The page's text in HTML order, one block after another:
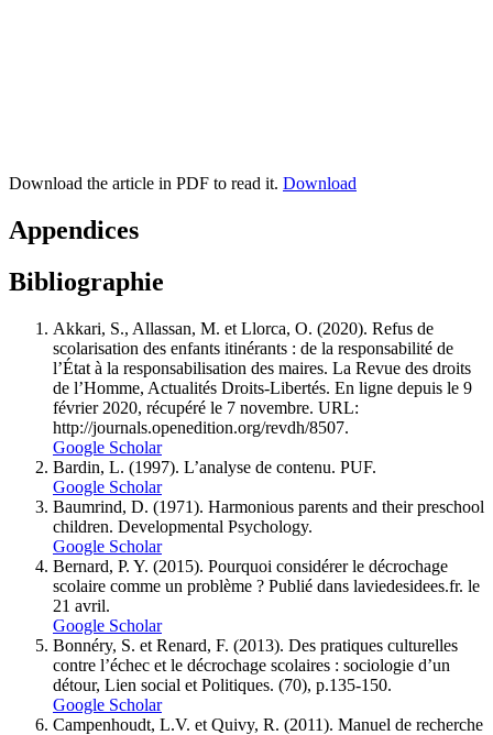
Download the article in PDF to read it. Download
Appendices
Bibliographie
Akkari, S., Allassan, M. et Llorca, O. (2020). Refus de
scolarisation des enfants itinérants : de la responsabilité de
l’État à la responsabilisation des maires. La Revue des droits
de l’Homme, Actualités Droits-Libertés. En ligne depuis le 9
février 2020, récupéré le 7 novembre. URL:
http://journals.openedition.org/revdh/8507.
Google Scholar
Bardin, L. (1997). L’analyse de contenu. PUF.
Google Scholar
Baumrind, D. (1971). Harmonious parents and their preschool
children. Developmental Psychology.
Google Scholar
Bernard, P. Y. (2015). Pourquoi considérer le décrochage
scolaire comme un problème ? Publié dans laviedesidees.fr. le
21 avril.
Google Scholar
Bonnéry, S. et Renard, F. (2013). Des pratiques culturelles
contre l’échec et le décrochage scolaires : sociologie d’un
détour, Lien social et Politiques. (70), p.135-150.
Google Scholar
Campenhoudt, L.V. et Quivy, R. (2011). Manuel de recherche